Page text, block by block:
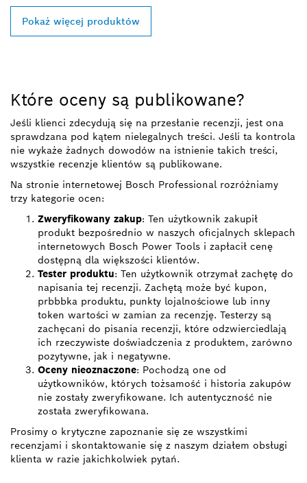
Pokaż więcej produktów
Które oceny są publikowane?
Jeśli klienci zdecydują się na przesłanie recenzji, jest ona
sprawdzana pod kątem nielegalnych treści. Jeśli ta kontrola
nie wykaże żadnych dowodów na istnienie takich treści,
wszystkie recenzje klientów są publikowane.
Na stronie internetowej Bosch Professional rozróżniamy
trzy kategorie ocen:
Zweryfikowany zakup: Ten użytkownik zakupił
produkt bezpośrednio w naszych oficjalnych sklepach
internetowych Bosch Power Tools i zapłacił cenę
dostępną dla większości klientów.
Tester produktu: Ten użytkownik otrzymał zachętę do
napisania tej recenzji. Zachętą może być kupon,
prbbbka produktu, punkty lojalnościowe lub inny
token wartości w zamian za recenzję. Testerzy są
zachęcani do pisania recenzji, które odzwierciedlają
ich rzeczywiste doświadczenia z produktem, zarówno
pozytywne, jak i negatywne.
Oceny nieoznaczone: Pochodzą one od
użytkowników, których tożsamość i historia zakupów
nie zostały zweryfikowane. Ich autentyczność nie
została zweryfikowana.
Prosimy o krytyczne zapoznanie się ze wszystkimi
recenzjami i skontaktowanie się z naszym działem obsługi
klienta w razie jakichkolwiek pytań.